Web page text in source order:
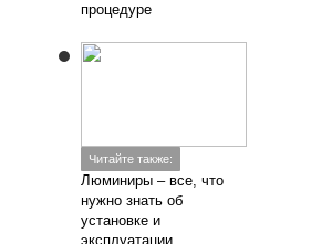
процедуре
Читайте также:
Люминиры – все, что
нужно знать об
установке и
эксплуатации